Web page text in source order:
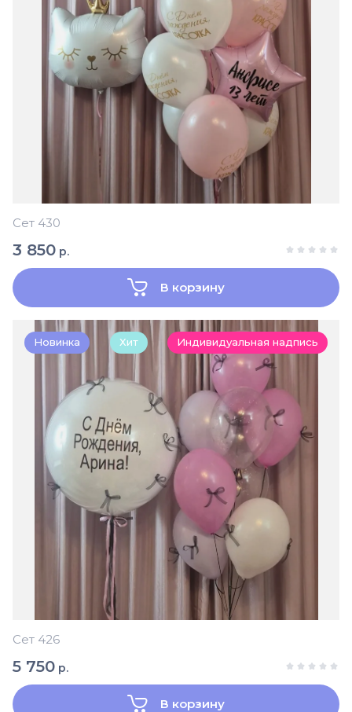
Сет 430
3 850 р.
В корзину
Новинка Хит Индивидуальная надпись
Сет 426
5 750 р.
В корзину